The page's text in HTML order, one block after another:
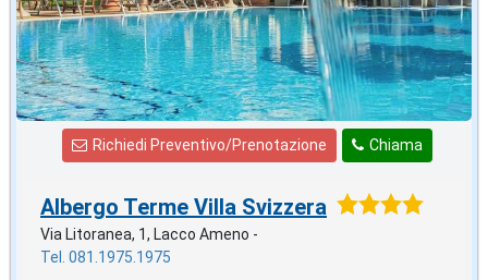
Chiama
Richiedi Preventivo/Prenotazione
Albergo Terme Villa Svizzera
Via Litoranea, 1, Lacco Ameno -
Tel. 081.1975.1975